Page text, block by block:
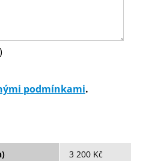
podmínkami.
3 200 Kč